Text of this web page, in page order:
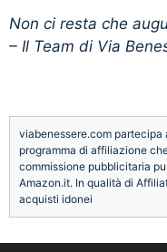
Non ci resta che
– Il Team di Via
viabenessere.com partecipa
programma di affiliazione
commissione pubblicitaria
Amazon.it. In qualità di
acquisti idonei